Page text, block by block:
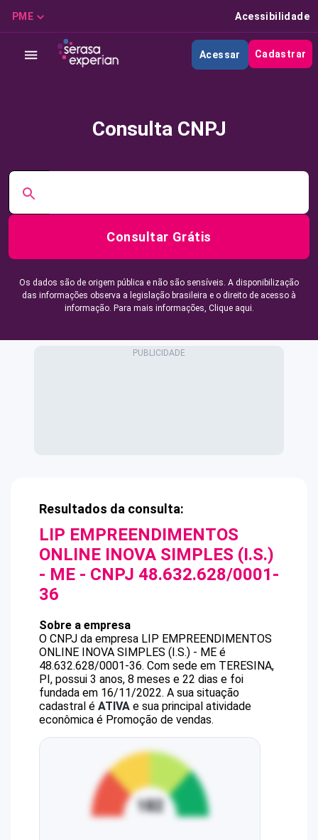
PME Acessibilidade
Acessar Cadastrar
Consulta CNPJ
Consultar Grátis
Os dados são de origem pública e não são sensíveis. A disponibilização
das informações observa a legislação brasileira e o direito de acesso à
informação. Para mais informações, Clique aqui.
Resultados da consulta:
LIP EMPREENDIMENTOS
ONLINE INOVA SIMPLES (I.S.)
- ME - CNPJ 48.632.628/0001-
36
Sobre a empresa
O CNPJ da empresa LIP EMPREENDIMENTOS
ONLINE INOVA SIMPLES (I.S.) - ME é
48.632.628/0001-36. Com sede em TERESINA,
PI, possui 3 anos, 8 meses e 22 dias e foi
fundada em 16/11/2022. A sua situação
cadastral é ATIVA e sua principal atividade
econômica é Promoção de vendas.